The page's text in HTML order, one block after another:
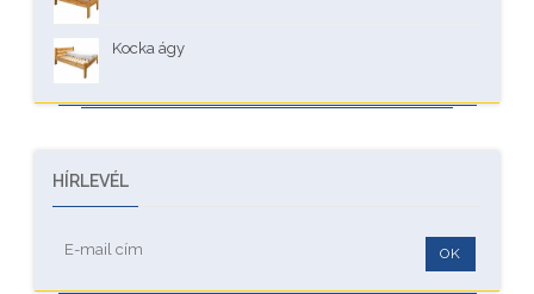
Kocka ágy
HÍRLEVÉL
OK